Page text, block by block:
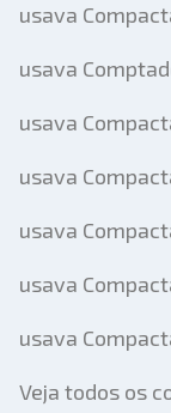
usava
usava
usava
usava
usava
usava
usava
Veja todos os